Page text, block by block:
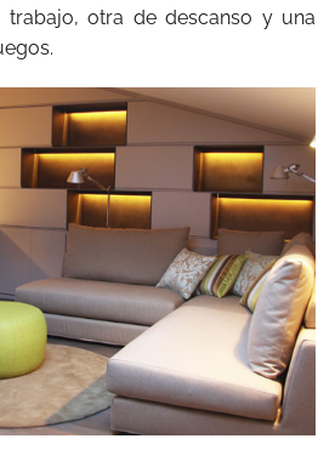
trabajo, otra de descanso y una